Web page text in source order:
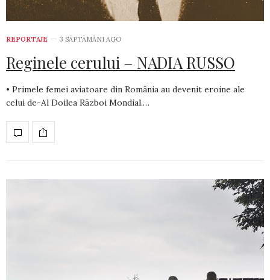
REPORTAJE 3 SĂPTĂMÂNI AGO
Reginele cerului – NADIA RUSSO
• Primele femei aviatoare din România au devenit eroine ale
celui de-Al Doilea Război Mondial.…